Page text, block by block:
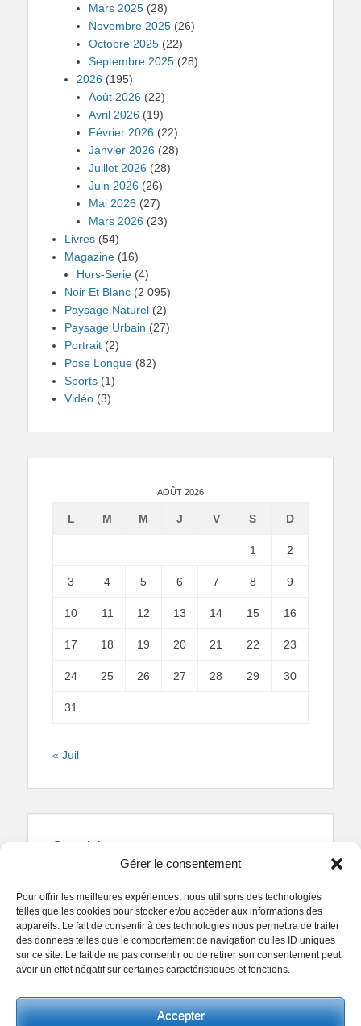
Gérer le consentement
Pour offrir les meilleures expériences, nous utilisons des technologies
telles que les cookies pour stocker et/ou accéder aux informations des
appareils. Le fait de consentir à ces technologies nous permettra de traiter
des données telles que le comportement de navigation ou les ID uniques
sur ce site. Le fait de ne pas consentir ou de retirer son consentement peut
avoir un effet négatif sur certaines caractéristiques et fonctions.
Accepter
Mars 2025 (28)
Novembre 2025 (26)
Octobre 2025 (22)
Septembre 2025 (28)
2026 (195)
Août 2026 (22)
Avril 2026 (19)
Février 2026 (22)
Janvier 2026 (28)
Juillet 2026 (28)
Juin 2026 (26)
Mai 2026 (27)
Mars 2026 (23)
Livres (54)
Magazine (16)
Hors-Serie (4)
Noir Et Blanc (2 095)
Paysage Naturel (2)
Paysage Urbain (27)
Portrait (2)
Pose Longue (82)
Sports (1)
Vidéo (3)
AOÛT 2026
L M M J V S D
1 2
3 4 5 6 7 8 9
10 11 12 13 14 15 16
17 18 19 20 21 22 23
24 25 26 27 28 29 30
31
« Juil
Copyright
Reproduction interdite.Textes et photographies
© Regards Parisiens 2011-2026.
Copyright © 2026Collectif Regards Parisiens. All
Rights Reserved.Politique de confidentialité